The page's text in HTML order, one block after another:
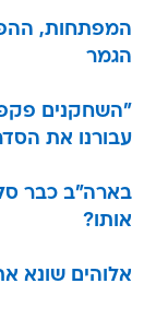
המפתחות,
הגמר
"השחקנים
עבורנו את
בארה"ב כבר
אותו?
אלוהים שונא